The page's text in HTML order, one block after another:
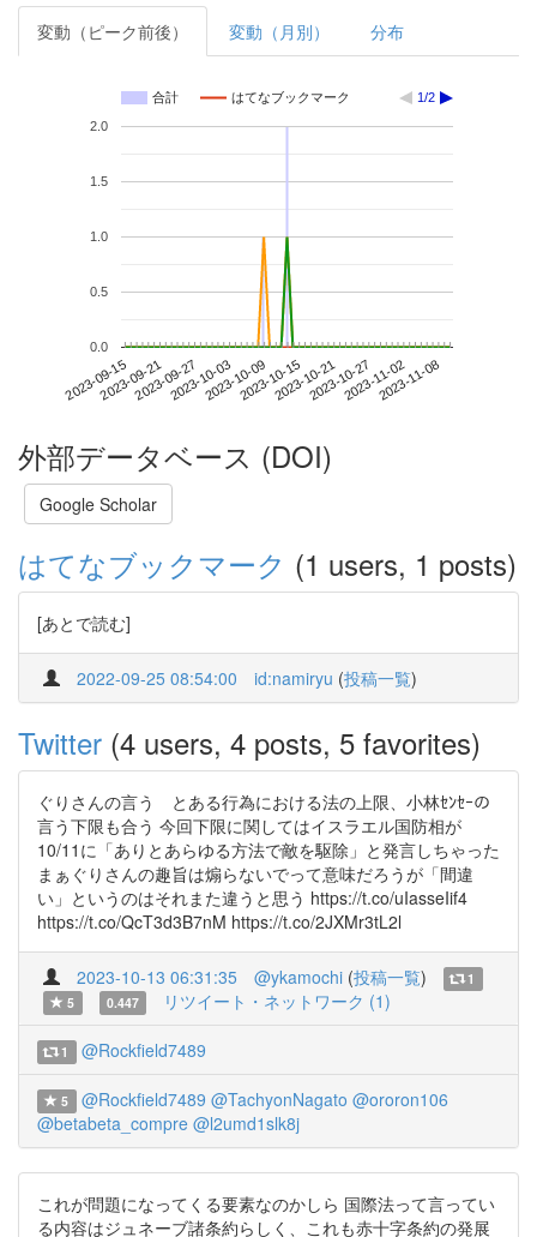
変動（ピーク前後） 変動（月別） 分布
合計 はてなブックマーク 1/2
2023-09-152023-09-212023-09-272023-10-032023-10-092023-10-152023-10-212023-10-272023-11-022023-11-08
0.0
0.5
1.0
1.5
2.0
外部データベース (DOI)
Google Scholar
はてなブックマーク (1 users, 1 posts)
[あとで読む]
2022-09-25 08:54:00 id:namiryu (投稿一覧)
Twitter (4 users, 4 posts, 5 favorites)
ぐりさんの言う とある行為における法の上限、小林ｾﾝｾｰの
言う下限も合う 今回下限に関してはイスラエル国防相が
10/11に「ありとあらゆる方法で敵を駆除」と発言しちゃった
まぁぐりさんの趣旨は煽らないでって意味だろうが「間違
い」というのはそれまた違うと思う https://t.co/uIasseIif4
https://t.co/QcT3d3B7nM https://t.co/2JXMr3tL2l
2023-10-13 06:31:35 @ykamochi (投稿一覧)
1
5
0.447 リツイート・ネットワーク (1)
1 @Rockfield7489
5 @Rockfield7489 @TachyonNagato @ororon106
@betabeta_compre @l2umd1slk8j
これが問題になってくる要素なのかしら 国際法って言ってい
る内容はジュネーブ諸条約らしく、これも赤十字条約の発展